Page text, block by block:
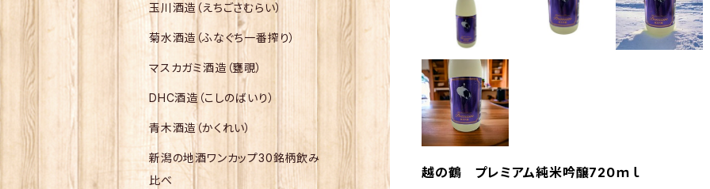
越の鶴 プレミアム純米吟醸720ｍｌ
玉川酒造（えちごさむらい）
菊水酒造（ふなぐち一番搾り）
マスカガミ酒造（甕覗）
DHC酒造（こしのばいり）
青木酒造（かくれい）
新潟の地酒ワンカップ30銘柄飲み
比べ